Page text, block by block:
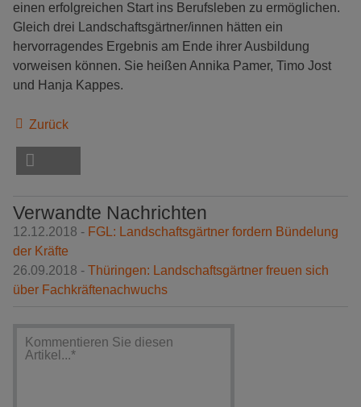
einen erfolgreichen Start ins Berufsleben zu ermöglichen.
Gleich drei Landschaftsgärtner/innen hätten ein
hervorragendes Ergebnis am Ende ihrer Ausbildung
vorweisen können. Sie heißen Annika Pamer, Timo Jost
und Hanja Kappes.
Zurück
Verwandte Nachrichten
12.12.2018 - FGL: Landschaftsgärtner fordern Bündelung
der Kräfte
26.09.2018 - Thüringen: Landschaftsgärtner freuen sich
über Fachkräftenachwuchs